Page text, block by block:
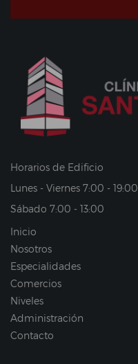
Horarios de Edificio
Lunes - Viernes 7:00 - 19:00
Sábado 7:00 - 13:00
Inicio
Nosotros
Especialidades
Comercios
Niveles
Administración
Contacto